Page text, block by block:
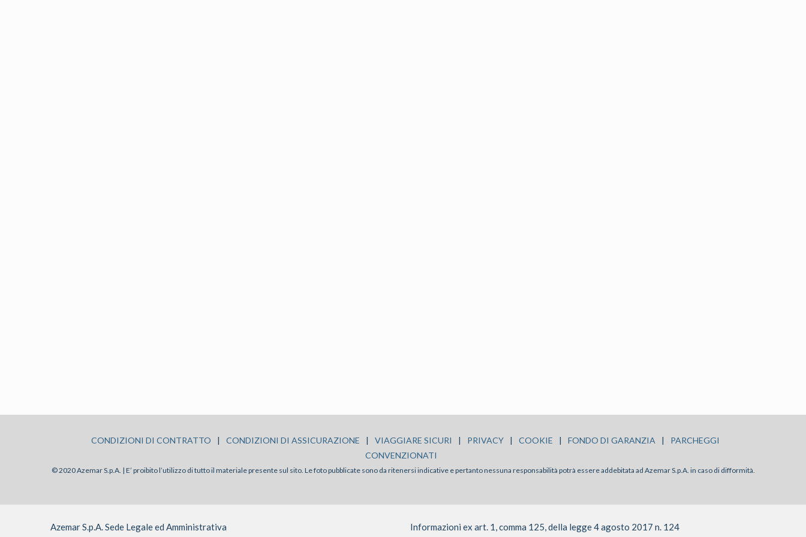
CONDIZIONI DI CONTRATTO | CONDIZIONI DI ASSICURAZIONE | VIAGGIARE SICURI | PRIVACY | COOKIE | FONDO DI GARANZIA |
PARCHEGGI
CONVENZIONATI
© 2020 Azemar S.p.A. | E’ proibito l’utilizzo di tutto il materiale presente sul sito. Le foto pubblicate sono da ritenersi indicative e pertanto nessuna responsabilità potrà essere addebitata ad Azemar S.p.A. in caso di difformità.
Azemar S.p.A. Sede Legale ed Amministrativa
Informazioni ex art. 1, comma 125, della legge 4 agosto 2017 n. 124